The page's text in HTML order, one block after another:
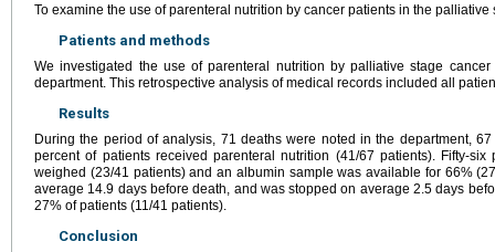
To examine the use of parenteral nutrition by cancer patients in the
Patients and methods
We investigated the use of parenteral nutrition by palliative stage
department. This retrospective analysis of medical records included all
Results
During the period of analysis, 71 deaths were noted in the department,
percent of patients received parenteral nutrition (41/67 patients). Fifty-
weighed (23/41 patients) and an albumin sample was available for 66%
average 14.9 days before death, and was stopped on average 2.5 days
27% of patients (11/41 patients).
Conclusion